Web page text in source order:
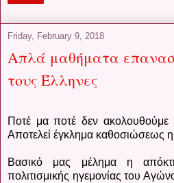
Friday, February 9, 2018
Απλά μαθήματα
τους Έλληνες
Ποτέ μα ποτέ δεν ακολουθούμε
Αποτελεί έγκλημα καθοσιώσεως
Βασικό μας μέλημα η
πολιτισμικής ηγεμονίας του